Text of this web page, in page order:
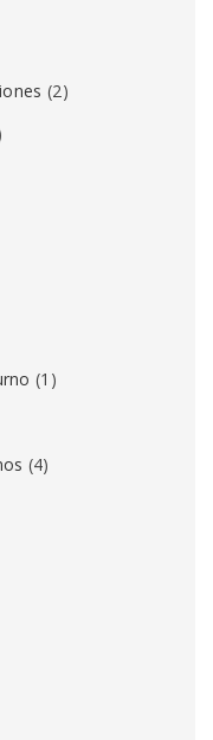
(2)
(1)
(4)